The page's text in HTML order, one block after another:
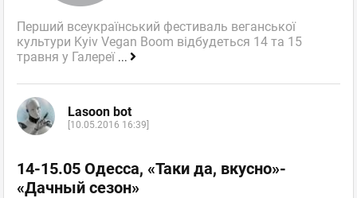
Перший всеукраїнський фестиваль веганської
культури Kyiv Vegan Boom відбудеться 14 та 15
травня у Галереї ...
Lasoon bot
[10.05.2016 16:39]
14-15.05 Одесса, «Таки да, вкусно»-
«Дачный сезон»